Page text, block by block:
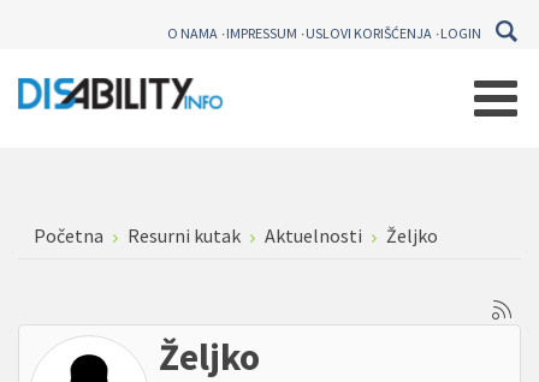
O NAMA IMPRESSUM USLOVI KORIŠĆENJA LOGIN
Početna Resurni kutak Aktuelnosti Željko
Željko